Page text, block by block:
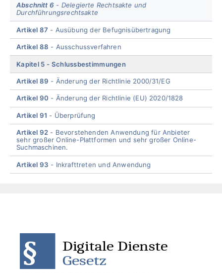
Abschnitt 6
Delegierte Rechtsakte und
Durchführungsrechtsakte
Artikel 87 Ausübung der Befugnisübertragung
Artikel 88 Ausschussverfahren
Kapitel 5 Schlussbestimmungen
Artikel 89 Änderung der Richtlinie 2000/31/EG
Artikel 90 Änderung der Richtlinie (EU) 2020/1828
Artikel 91 Überprüfung
Artikel 92
Bevorstehenden Anwendung für Anbieter
sehr großer Online-Plattformen und sehr großer Online-
Suchmaschinen.
Artikel 93 Inkrafttreten und Anwendung